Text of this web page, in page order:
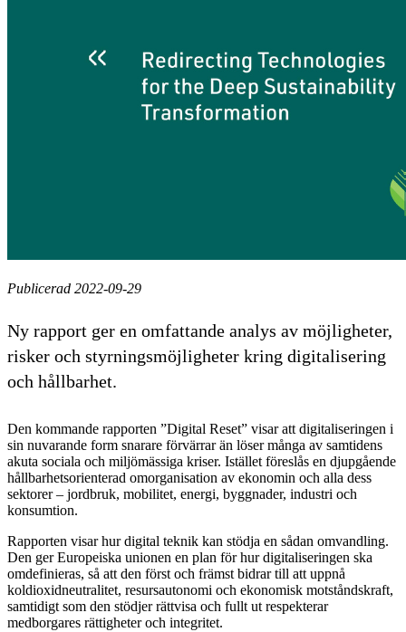
Publicerad 2022-09-29
Ny rapport ger en omfattande analys av möjligheter,
risker och styrningsmöjligheter kring digitalisering
och hållbarhet.
Den kommande rapporten ”Digital Reset” visar att digitaliseringen i
sin nuvarande form snarare förvärrar än löser många av samtidens
akuta sociala och miljömässiga kriser. Istället föreslås en djupgående
hållbarhetsorienterad omorganisation av ekonomin och alla dess
sektorer – jordbruk, mobilitet, energi, byggnader, industri och
konsumtion.
Rapporten visar hur digital teknik kan stödja en sådan omvandling.
Den ger Europeiska unionen en plan för hur digitaliseringen ska
omdefinieras, så att den först och främst bidrar till att uppnå
koldioxidneutralitet, resursautonomi och ekonomisk motståndskraft,
samtidigt som den stödjer rättvisa och fullt ut respekterar
medborgares rättigheter och integritet.